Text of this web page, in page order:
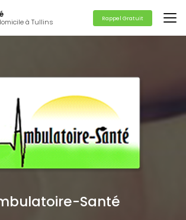
à Tullins Rappel Gratuit
Santé